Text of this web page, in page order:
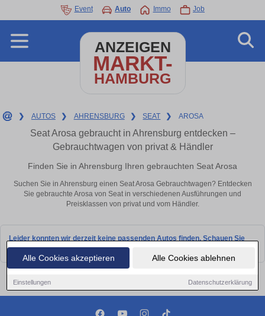
Alle Cookies akzeptieren Alle Cookies ablehnen
Einstellungen Datenschutzerklärung
Event Auto Immo Job
ANZEIGEN
MARKT-
HAMBURG
❯ AUTOS ❯ AHRENSBURG ❯ SEAT ❯ AROSA
Seat Arosa gebraucht in Ahrensburg entdecken –
Gebrauchtwagen von privat & Händler
Finden Sie in Ahrensburg Ihren gebrauchten Seat Arosa
Suchen Sie in Ahrensburg einen Seat Arosa Gebrauchtwagen? Entdecken
Sie gebrauchte Arosa von Seat in verschiedenen Ausführungen und
Preisklassen von privat und vom Händler.
Leider konnten wir derzeit keine passenden Autos finden. Schauen Sie
bald wieder vorbei!